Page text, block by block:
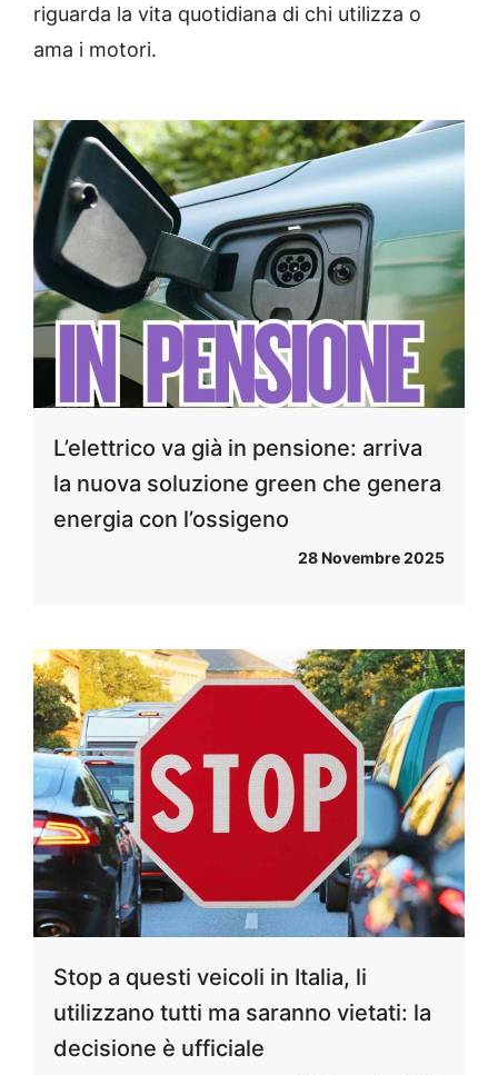
riguarda la vita quotidiana di chi utilizza o
ama i motori.
L’elettrico va già in pensione: arriva
la nuova soluzione green che genera
energia con l’ossigeno
28 Novembre 2025
Stop a questi veicoli in Italia, li
utilizzano tutti ma saranno vietati: la
decisione è ufficiale